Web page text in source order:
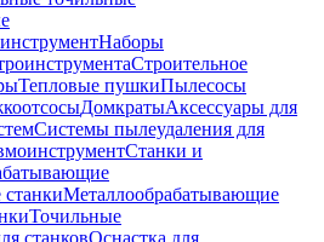
Наборы
Строительное
Тепловые пушкиПылесосы
ДомкратыАксессуары для
Системы пылеудаления для
Станки и
Металлообрабатывающие
Точильные
станковОснастка для